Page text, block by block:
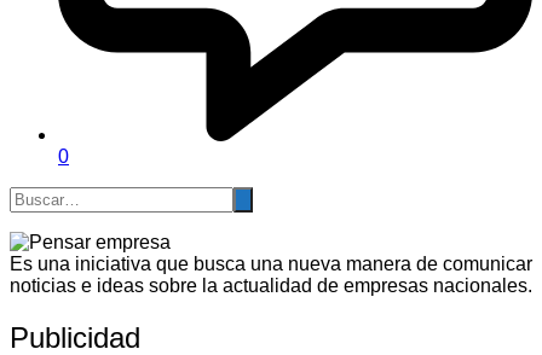
0
Es una iniciativa que busca una nueva manera de comunicar
noticias e ideas sobre la actualidad de empresas nacionales.
Publicidad